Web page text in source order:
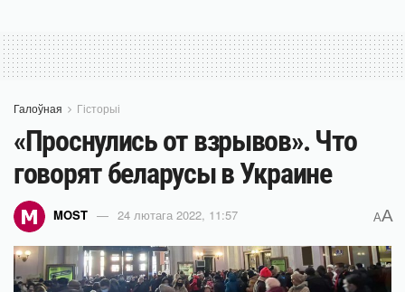
Галоўная Гісторыі
«Проснулись от взрывов». Что
говорят беларусы в Украине
MOST 24 лютага 2022, 11:57 AA